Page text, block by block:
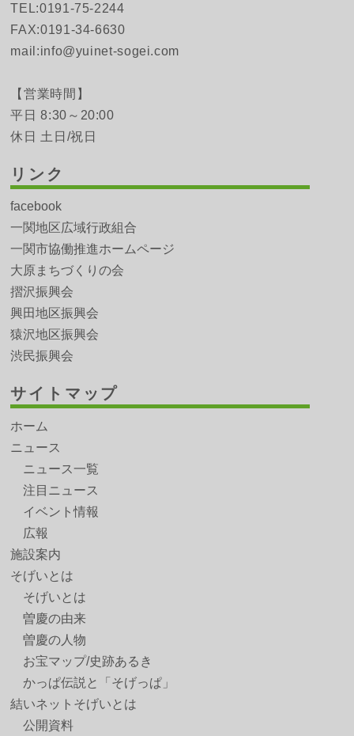
TEL:0191-75-2244
FAX:0191-34-6630
mail:info@yuinet-sogei.com
【営業時間】
平日 8:30～20:00
休日 土日/祝日
リンク
facebook
一関地区広域行政組合
一関市協働推進ホームページ
大原まちづくりの会
摺沢振興会
興田地区振興会
猿沢地区振興会
渋民振興会
サイトマップ
ホーム
ニュース
ニュース一覧
注目ニュース
イベント情報
広報
施設案内
そげいとは
そげいとは
曽慶の由来
曽慶の人物
お宝マップ/史跡あるき
かっぱ伝説と「そげっぱ」
結いネットそげいとは
公開資料